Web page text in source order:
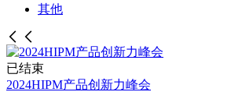
其他
已结束
2024HIPM产品创新力峰会